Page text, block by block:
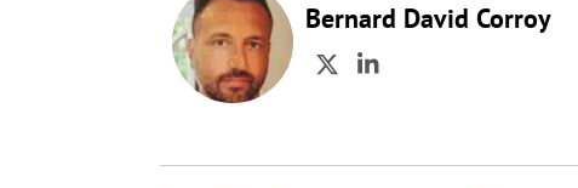
Bernard David Corroy
TwitterLinkedIn